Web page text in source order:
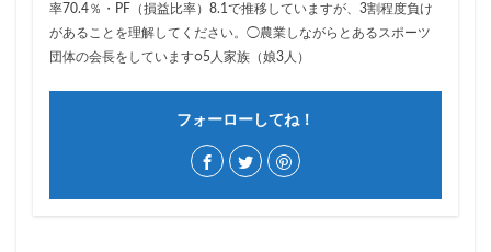
率70.4％・PF（損益比率）8.1で推移していますが、3割程度負け
があることを理解してください。◯農業しながらとあるスポーツ
団体の会長をしています○5人家族（娘3人）
フォーローしてね！